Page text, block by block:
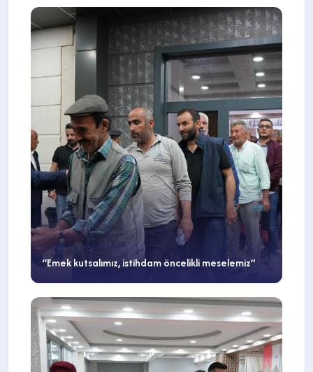
“Emek kutsalımız, istihdam öncelikli meselemiz”